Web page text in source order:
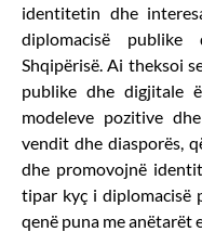
identitetin dhe
diplomacisë
Shqipërisë. Ai theksoi
publike dhe digjitale
modeleve pozitive
vendit dhe diasporës,
dhe promovojnë
tipar kyç i diplomacisë
qenë puna me anëtarët